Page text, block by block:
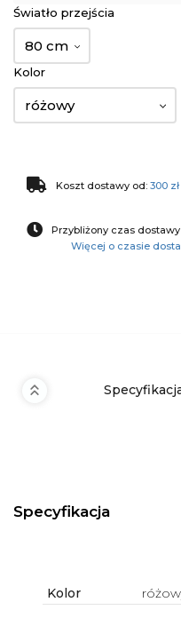
Światło przejścia
80 cm
Kolor
różowy
Koszt dostawy od: 300
Przybliżony czas
Więcej o czasie
Specyfikacja
Kolor